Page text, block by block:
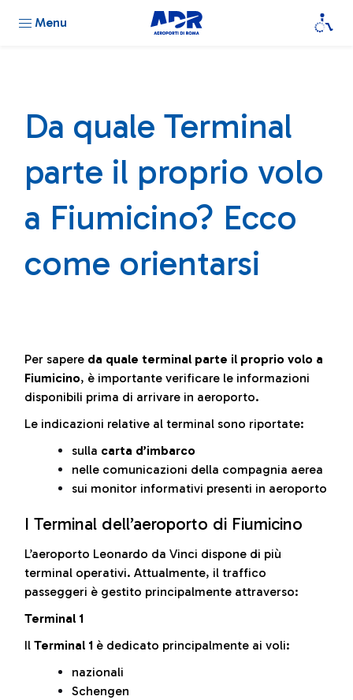
Menu
Da quale Terminal
parte il proprio volo
a Fiumicino? Ecco
come orientarsi
Per sapere da quale terminal parte il proprio volo a
Fiumicino, è importante verificare le informazioni
disponibili prima di arrivare in aeroporto.
Le indicazioni relative al terminal sono riportate:
sulla carta d’imbarco
nelle comunicazioni della compagnia aerea
sui monitor informativi presenti in aeroporto
I Terminal dell’aeroporto di Fiumicino
L’aeroporto Leonardo da Vinci dispone di più
terminal operativi. Attualmente, il traffico
passeggeri è gestito principalmente attraverso:
Terminal 1
Il Terminal 1 è dedicato principalmente ai voli:
nazionali
Schengen